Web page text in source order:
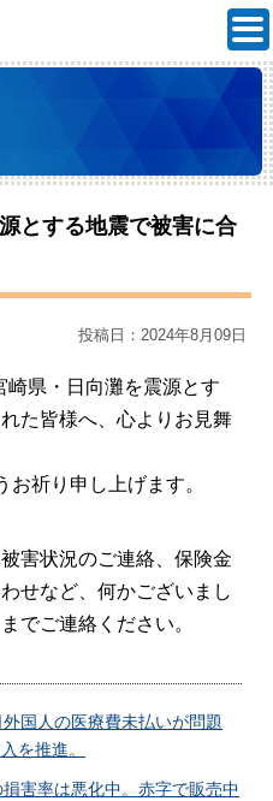
とする地震で被害に合
投稿日：2024年8月09日
県・日向灘を震源とす
た皆様へ、心よりお見舞
祈り申し上げます。
害状況のご連絡、保険金
せなど、何かございまし
でご連絡ください。
国人の医療費未払いが問題
を推進。
害率は悪化中。赤字で販売中